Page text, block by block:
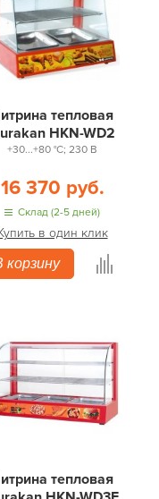
тепловая
HKN-WD2
+30...+80 °С; 230 В
16 370 руб.
Склад (2-5 дней)
в один клик
корзину
тепловая